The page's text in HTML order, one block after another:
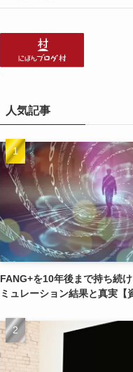
人気記事
FANG+を10年後まで持ち続
ミュレーション結果と真実【